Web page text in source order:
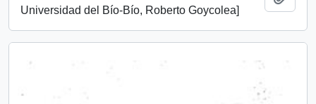
Universidad del Bío-Bío, Roberto Goycolea]